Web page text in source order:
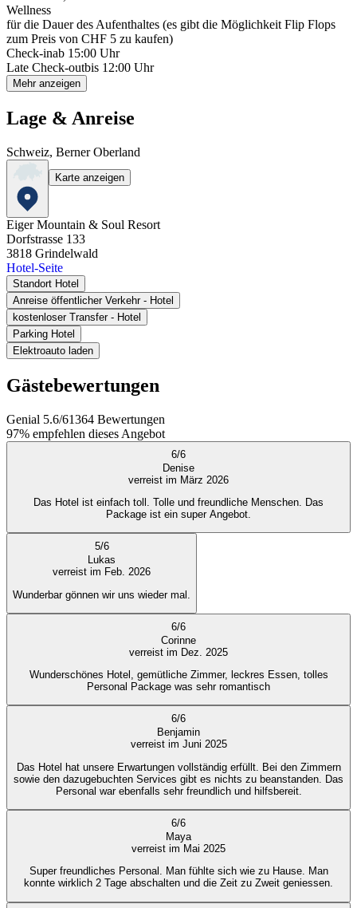
Wellness
für die Dauer des Aufenthaltes (es gibt die Möglichkeit Flip Flops
zum Preis von CHF 5 zu kaufen)
Check-inab 15:00 Uhr
Late Check-outbis 12:00 Uhr
Mehr anzeigen
Lage & Anreise
Schweiz, Berner Oberland
Karte anzeigen
Eiger Mountain & Soul Resort
Dorfstrasse 133
3818 Grindelwald
Hotel-Seite
Standort Hotel
Anreise öffentlicher Verkehr - Hotel
kostenloser Transfer - Hotel
Parking Hotel
Elektroauto laden
Gästebewertungen
Genial 5.6/61364 Bewertungen
97% empfehlen dieses Angebot
6/6
Denise
verreist im März 2026
Das Hotel ist einfach toll. Tolle und freundliche Menschen. Das
Package ist ein super Angebot.
5/6
Lukas
verreist im Feb. 2026
Wunderbar gönnen wir uns wieder mal.
6/6
Corinne
verreist im Dez. 2025
Wunderschönes Hotel, gemütliche Zimmer, leckres Essen, tolles
Personal Package was sehr romantisch
6/6
Benjamin
verreist im Juni 2025
Das Hotel hat unsere Erwartungen vollständig erfüllt. Bei den Zimmern
sowie den dazugebuchten Services gibt es nichts zu beanstanden. Das
Personal war ebenfalls sehr freundlich und hilfsbereit.
6/6
Maya
verreist im Mai 2025
Super freundliches Personal. Man fühlte sich wie zu Hause. Man
konnte wirklich 2 Tage abschalten und die Zeit zu Zweit geniessen.